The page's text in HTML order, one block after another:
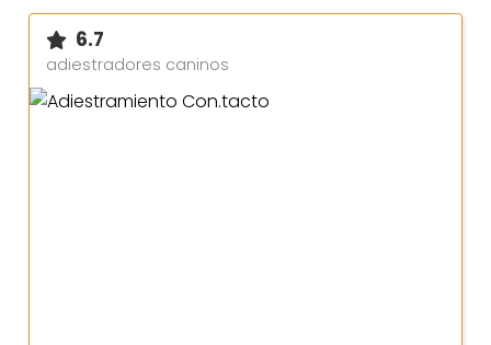
6.7
adiestradores caninos